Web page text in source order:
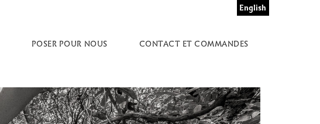
English
POSER POUR NOUS CONTACT ET COMMANDES